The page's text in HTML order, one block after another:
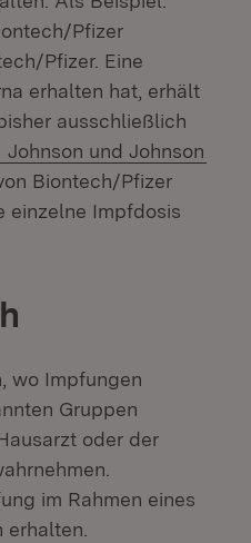
Fenster)Pfizer
Pfizer. Eine
erhalten hat, erhält
ausschließlich
Extern:
Johnson und Johnson
Biontech/Pfizer
einzelne Impfdosis
wo Impfungen
Gruppen
oder der
im Rahmen eines